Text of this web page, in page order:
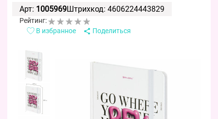
Арт: 1005969Штрихкод: 4606224443829
Рейтинг:
В избранное
Поделиться